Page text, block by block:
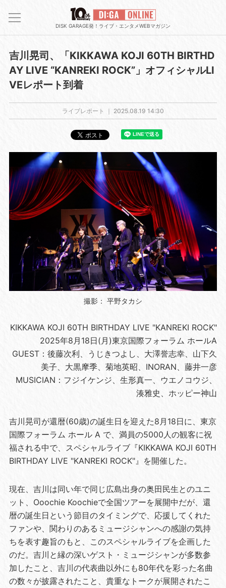
DISK GARAGE発！ライブ・エンタメWEBマガジン
吉川晃司、「KIKKAWA KOJI 60TH BIRTHD
AY LIVE “KANREKI ROCK”」オフィシャルLI
VEレポート到着
ライブレポート ｜ 2025.08.19 14:30
撮影： 平野タカシ
KIKKAWA KOJI 60TH BIRTHDAY LIVE "KANREKI ROCK"
2025年8月18日(月)東京国際フォーラム ホールA
GUEST：後藤次利、うじきつよし、大澤誉志幸、山下久
美子、大黒摩季、菊地英昭、INORAN、藤井一彦
MUSICIAN：フジイケンジ、生形真⼀、ウエノコウジ、
湊雅史、ホッピー神山
吉川晃司が還暦(60歳)の誕生日を迎えた8月18日に、東京
国際フォーラム ホール A で、満員の5000人の観客に祝
福される中で、スペシャルライブ『KIKKAWA KOJI 60TH
BIRTHDAY LIVE "KANREKI ROCK"』を開催した。
現在、吉川は同い年で同じ広島出身の奥田民生とのユニ
ット、Ooochie Koochieで全国ツアーを展開中だが、還
暦の誕生日という節目のタイミングで、応援してくれた
ファンや、関わりのあるミュージシャンへの感謝の気持
ちを表す趣旨のもと、このスペシャルライブを企画した
のだ。吉川と縁の深いゲスト・ミュージシャンが多数参
加したこと、吉川の代表曲以外にも80年代を彩った名曲
の数々が披露されたこと、貴重なトークが展開されたこ